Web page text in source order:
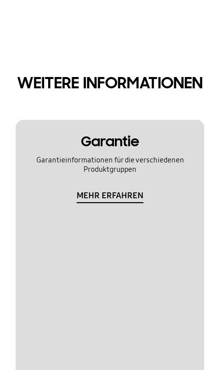
WEITERE INFORMATIONEN
Garantie
Garantieinformationen für die verschiedenen
Produktgruppen
MEHR ERFAHREN